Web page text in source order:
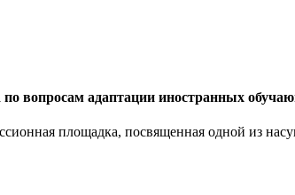
вопросам адаптации иностранных
площадка, посвященная одной из